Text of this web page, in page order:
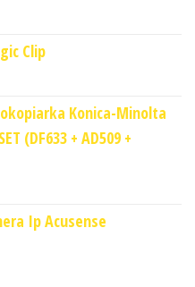
Clip
Konica-Minolta
(DF633 + AD509 +
Ip Acusense